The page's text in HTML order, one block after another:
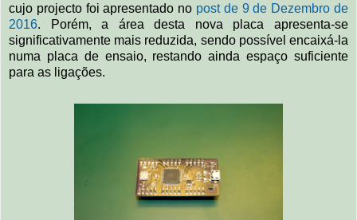
cujo projecto foi apresentado no post de 9 de Dezembro de
2016. Porém, a área desta nova placa apresenta-se
significativamente mais reduzida, sendo possível encaixá-la
numa placa de ensaio, restando ainda espaço suficiente
para as ligações.